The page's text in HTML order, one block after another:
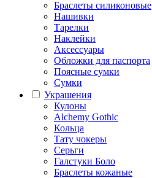
Браслеты силиконовые
Нашивки
Тарелки
Наклейки
Аксессуары
Обложки для паспорта
Поясные сумки
Сумки
Украшения
Кулоны
Alchemy Gothic
Кольца
Тату чокеры
Серьги
Галстуки Боло
Браслеты кожаные